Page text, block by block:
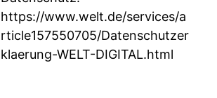
https://www.welt.de/services/a
rticle157550705/Datenschutzer
klaerung-WELT-DIGITAL.html